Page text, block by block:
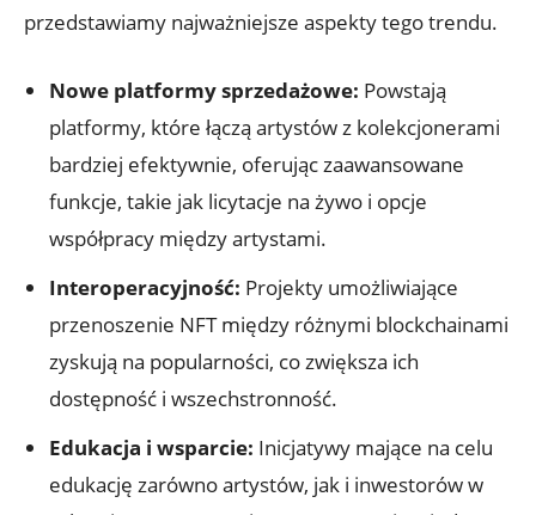
przedstawiamy najważniejsze aspekty tego trendu.
Nowe platformy sprzedażowe: Powstają
platformy, które łączą artystów z kolekcjonerami
bardziej efektywnie, ⁢oferując⁢ zaawansowane
funkcje, takie jak licytacje na żywo i opcje
współpracy między artystami.
Interoperacyjność: Projekty umożliwiające
przenoszenie NFT między różnymi blockchainami‍
zyskują na popularności, co zwiększa ich
dostępność i wszechstronność.
Edukacja i wsparcie: Inicjatywy mające na celu
edukację zarówno ‍artystów, jak i ⁢inwestorów w